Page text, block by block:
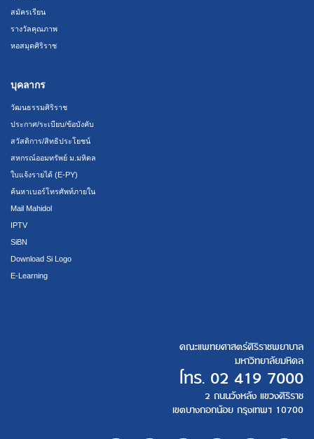
สมัครเรียน
รางวัลคุณภาพ
หอสมุดศิริราช
บุคลากร
วัฒนธรรมศิริราช
ประกาศ/ระเบียบ/ข้อบังคับ
สวัสดิการ/สิทธิประโยชน์
สหกรณ์ออมทรัพย์ ม.มหิดล
ใบแจ้งรายได้ (E-PY)
ค้นหาเบอร์โทรศัพท์ภายใน
Mail Mahidol
IPTV
SiBN
Download Si Logo
E-Learning
คณะแพทยศาสตร์ศิริราชพยาบาล
มหาวิทยาลัยมหิดล
โทร. 02 419 7000
2 ถนนวังหลัง แขวงศิริราช
เขตบางกอกน้อย กรุงเทพฯ 10700